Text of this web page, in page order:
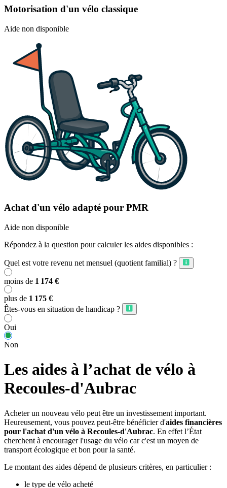
Motorisation d'un vélo classique
Aide non disponible
Achat d'un vélo adapté pour PMR
Aide non disponible
Répondez à la question pour calculer les aides disponibles :
Quel est votre revenu net mensuel (quotient familial) ?
moins de 1 174 €
plus de 1 175 €
Êtes-vous en situation de handicap ?
Oui
Non
Les aides à l’achat de vélo à
Recoules-d'Aubrac
Acheter un nouveau vélo peut être un investissement important.
Heureusement, vous pouvez peut-être bénéficier d'aides financières
pour l'achat d'un vélo à Recoules-d'Aubrac. En effet l’État
cherchent à encourager l'usage du vélo car c'est un moyen de
transport écologique et bon pour la santé.
Le montant des aides dépend de plusieurs critères, en particulier :
le type de vélo acheté